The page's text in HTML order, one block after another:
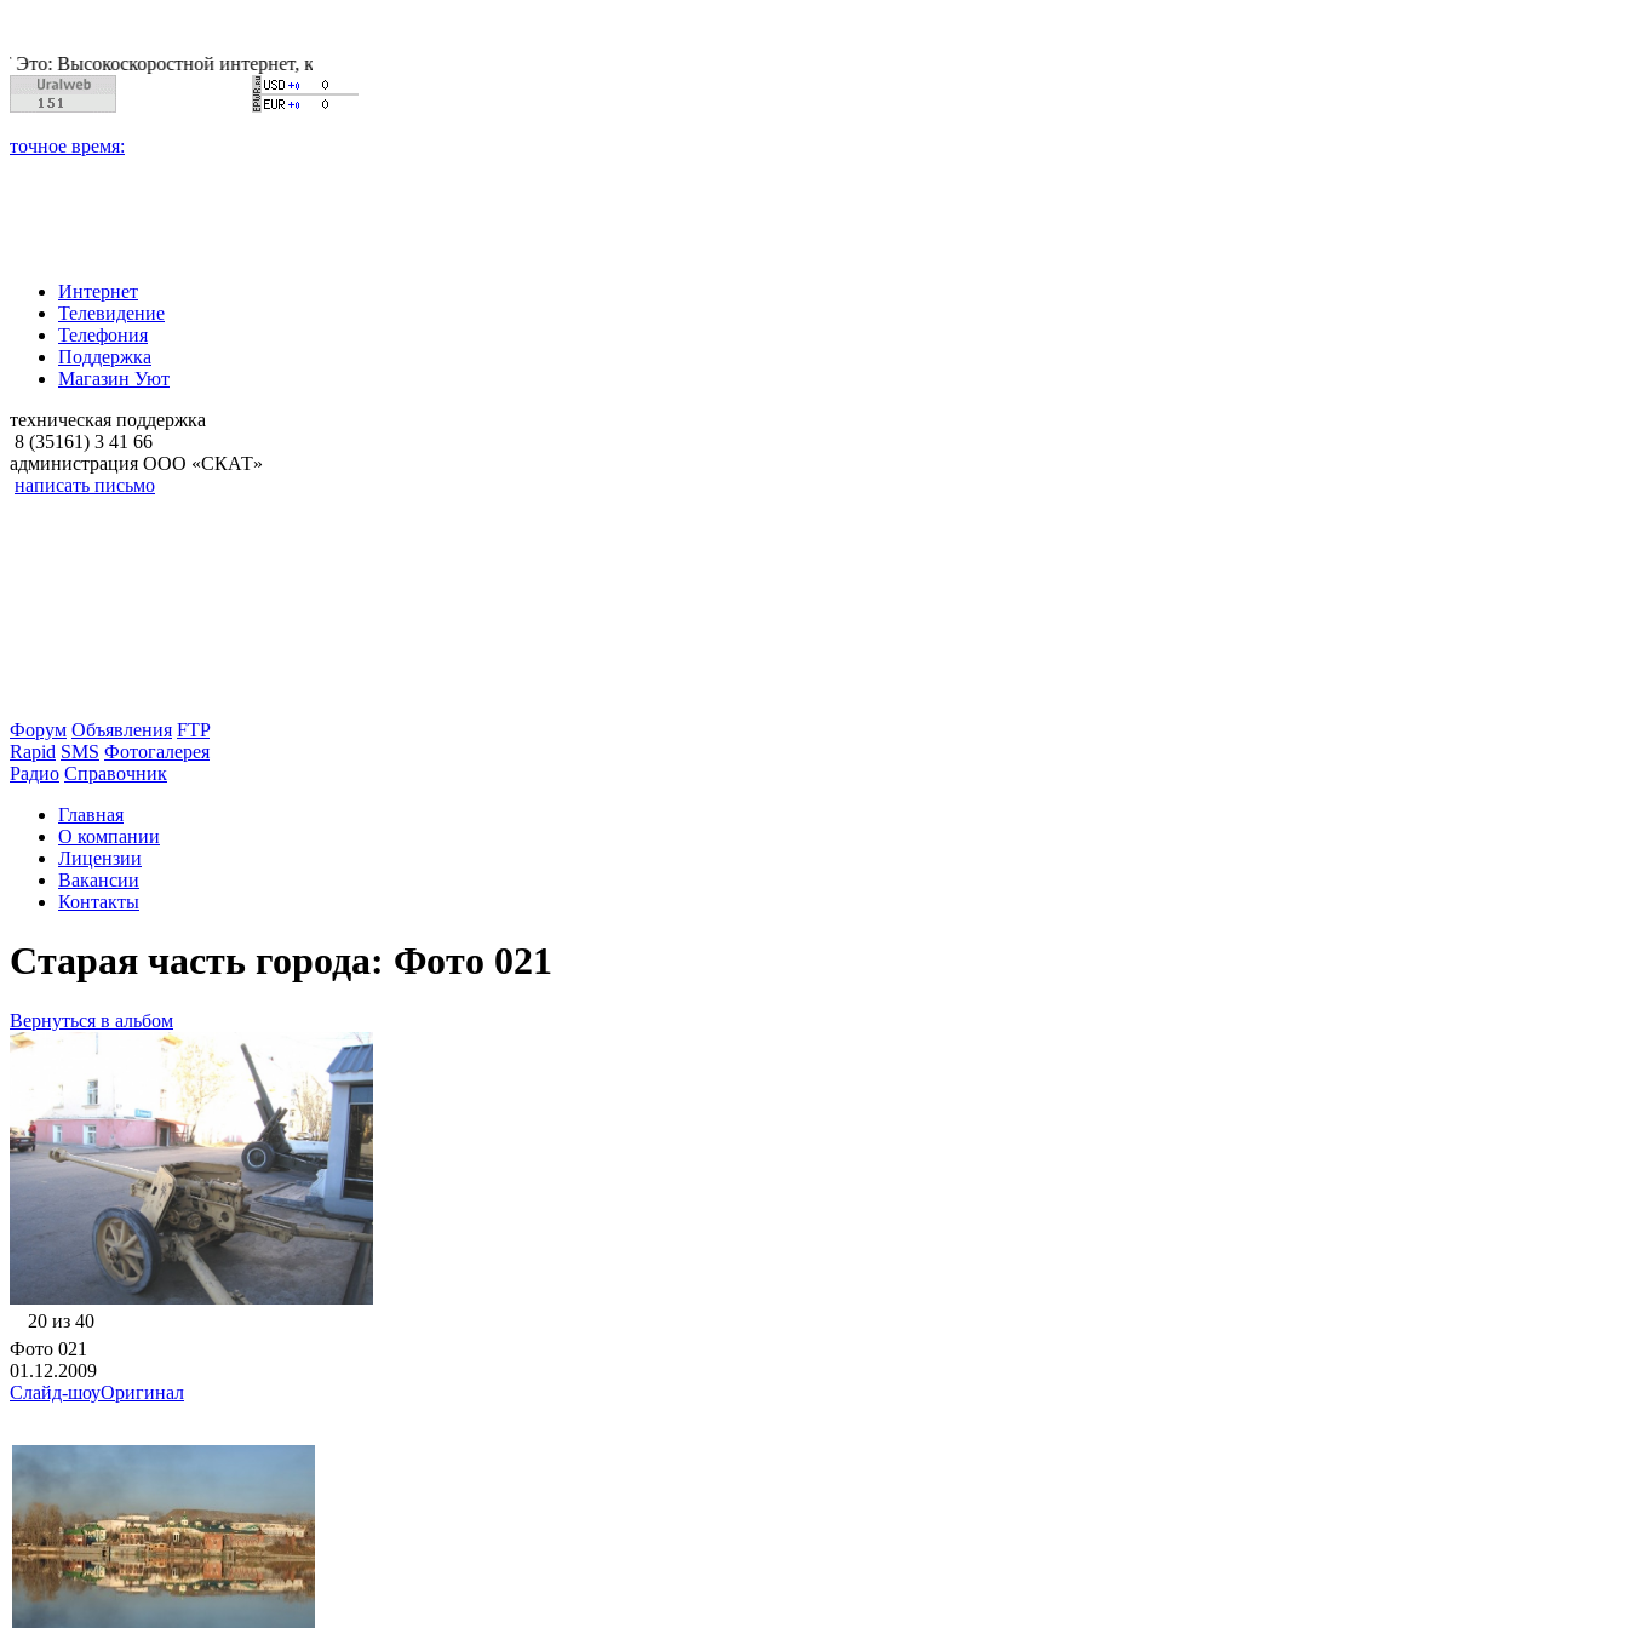
интернет, качественное цифровое и кабельное телевиденье, надежное и быстрое продвижение вашей рекламы!
Интернет
Телевидение
Телефония
Поддержка
Магазин Уют
техническая поддержка
8 (35161) 3 41 66
администрация ООО «СКАТ»
написать письмо
Форум Объявления FTP
Rapid SMS Фотогалерея
Радио Справочник
Главная
О компании
Лицензии
Вакансии
Контакты
Старая часть города: Фото 021
Вернуться в альбом
20 из 40
Фото 021
01.12.2009
Слайд-шоуОригинал